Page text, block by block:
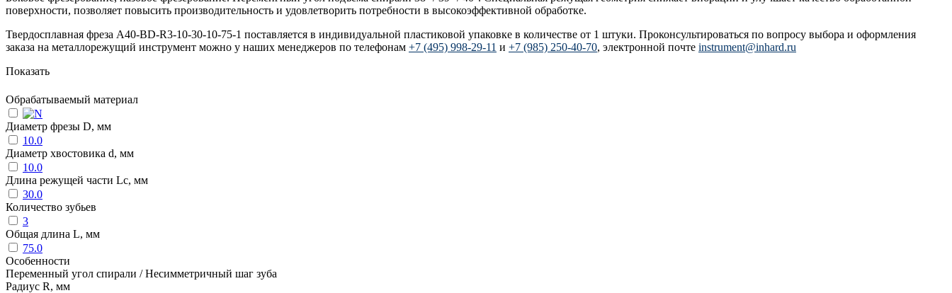
поверхности, позволяет повысить производительность и удовлетворить потребности в высокоэффективной обработке.
Твердосплавная фреза A40-BD-R3-10-30-10-75-1 поставляется в индивидуальной пластиковой упаковке в количестве от 1 штуки. Проконсультироваться по вопросу выбора и оформления
заказа на металлорежущий инструмент можно у наших менеджеров по телефонам +7 (495) 998-29-11 и +7 (985) 250-40-70, электронной почте instrument@inhard.ru
Показать
Обрабатываемый материал
Диаметр фрезы D, мм
10.0
Диаметр хвостовика d, мм
10.0
Длина режущей части Lc, мм
30.0
Количество зубьев
3
Общая длина L, мм
75.0
Особенности
Переменный угол спирали / Несимметричный шаг зуба
Радиус R, мм